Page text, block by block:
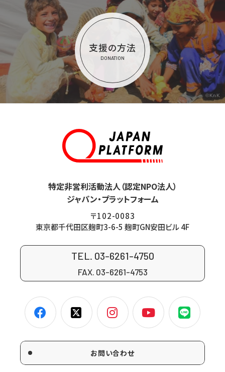
支援の方法
DONATION
©KnK
特定非営利活動法人（認定NPO法人）
ジャパン・プラットフォーム
〒102-0083
東京都千代田区麹町3-6-5 麹町GN安田ビル 4F
TEL. 03-6261-4750
FAX. 03-6261-4753
お問い合わせ